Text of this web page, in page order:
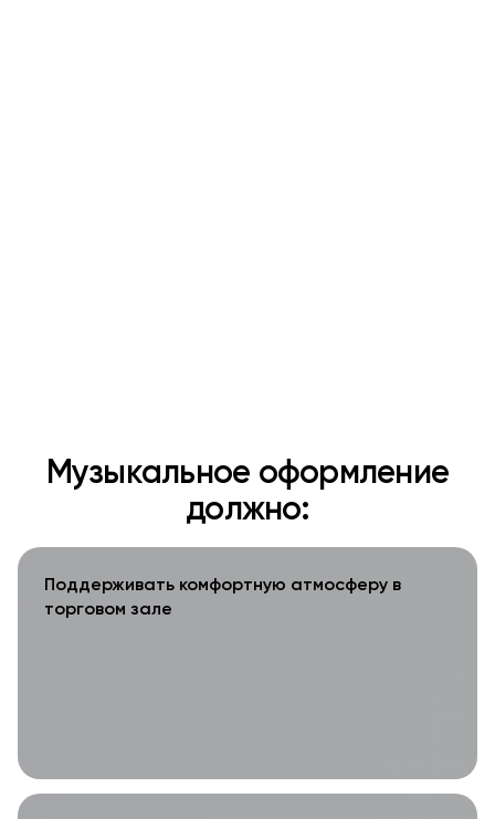
Музыкальное оформление
должно:
Поддерживать комфортную атмосферу в
торговом зале